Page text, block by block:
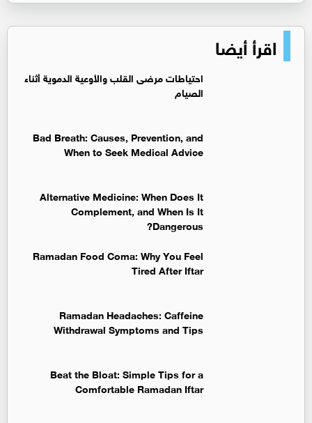
اقرأ أيضا
‏احتياطات مرضى القلب والأوعية الدموية أثناء
الصيام
Bad Breath: Causes, Prevention, and
When to Seek Medical Advice
Alternative Medicine: When Does It
Complement, and When Is It
Dangerous?
Ramadan Food Coma: Why You Feel
Tired After Iftar
Ramadan Headaches: Caffeine
Withdrawal Symptoms and Tips
Beat the Bloat: Simple Tips for a
Comfortable Ramadan Iftar